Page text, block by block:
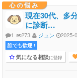
心の悩み
現在30代、多
に診断…
1 273 ジュン 2025-
誰でも歓迎 !
気になる相談に登録